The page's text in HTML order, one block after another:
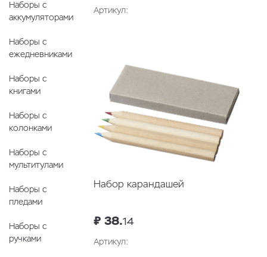
Наборы с
аккумуляторами
Наборы с
ежедневниками
Наборы с
книгами
Наборы с
колонками
Наборы с
мультитулами
Наборы с
пледами
Наборы с
ручками
Артикул:
Набор карандашей
₽ 38.14
Артикул: